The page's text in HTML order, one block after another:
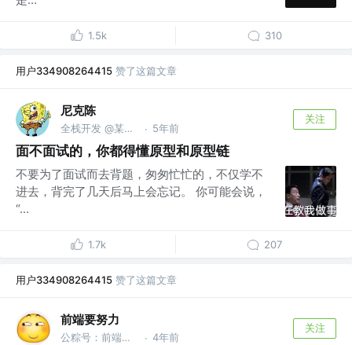
1.5k 310
用户334908264415 赞了这篇文章
尼克陈
全栈开发 @某新媒体工具 · 5年前
关注
面不面试的，你都得懂原型和原型链
不要为了面试而去背题，匆匆忙忙的，不仅学不
进去，背完了几天后马上会忘记。 你可能会说，
“...
1.7k 207
用户334908264415 赞了这篇文章
前端要努力
公粽号：前端要努力 · 4年前
关注